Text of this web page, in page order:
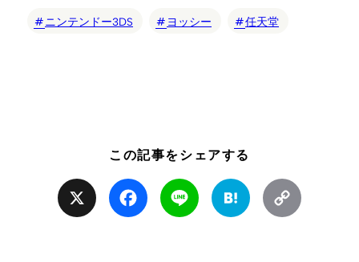
ニンテンドー3DS ヨッシー 任天堂
この記事をシェアする
Facebook Line Hatena